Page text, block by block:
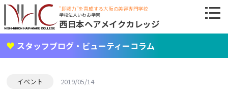
"即戦力"を育成する大阪の美容専門学校
学校法人いわお学園
西日本ヘアメイクカレッジ
スタッフブログ・ビューティーコラム
イベント 2019/05/14